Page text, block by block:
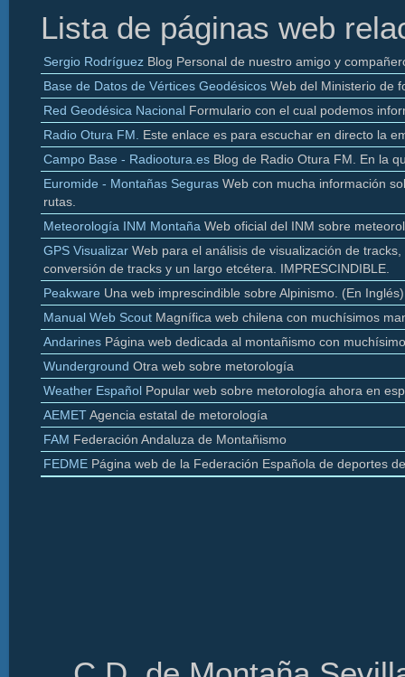
Lista de páginas web
Sergio Rodríguez Blog Personal de nuestro amigo y
Base de Datos de Vértices Geodésicos Web del Ministerio de
Red Geodésica Nacional Formulario con el cual podemos
Radio Otura FM.
Este enlace es para escuchar en directo la
Campo Base - Radiootura.es Blog de Radio Otura FM. En la
Euromide - Montañas Seguras Web con mucha información
rutas.
Meteorología INM Montaña Web oficial del INM sobre
GPS Visualizar Web para el análisis de visualización de tracks
conversión de tracks y un largo etcétera. IMPRESCINDIBLE.
Peakware Una web imprescindible sobre Alpinismo. (En Inglés)
Manual Web Scout Magnífica web chilena con muchísimos
Andarines Página web dedicada al montañismo con
Wunderground Otra web sobre metorología
Weather Español Popular web sobre metorología ahora en
AEMETAgencia estatal de metorología
FAM Federación Andaluza de Montañismo
FEDME Página web de la Federación Española de deportes